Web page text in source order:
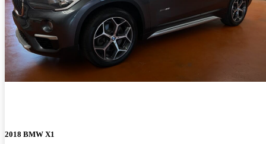
2018 BMW X1